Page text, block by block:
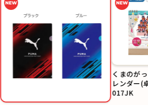
くまのが
レンダー(
017JK